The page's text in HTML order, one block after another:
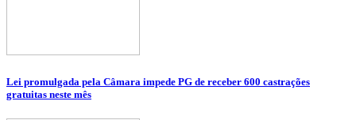
Lei promulgada pela Câmara impede PG de receber 600 castrações
gratuitas neste mês